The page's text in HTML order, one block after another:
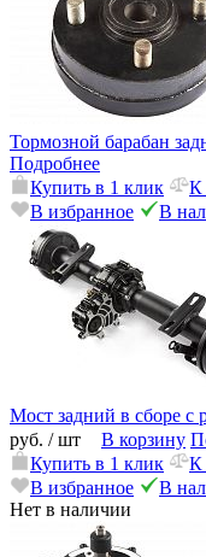
Тормозной барабан
Подробнее
Купить в 1 клик
К
В избранное
В
Мост задний в сборе с
руб. / шт В корзину
Купить в 1 клик
К
В избранное
В
Нет в наличии